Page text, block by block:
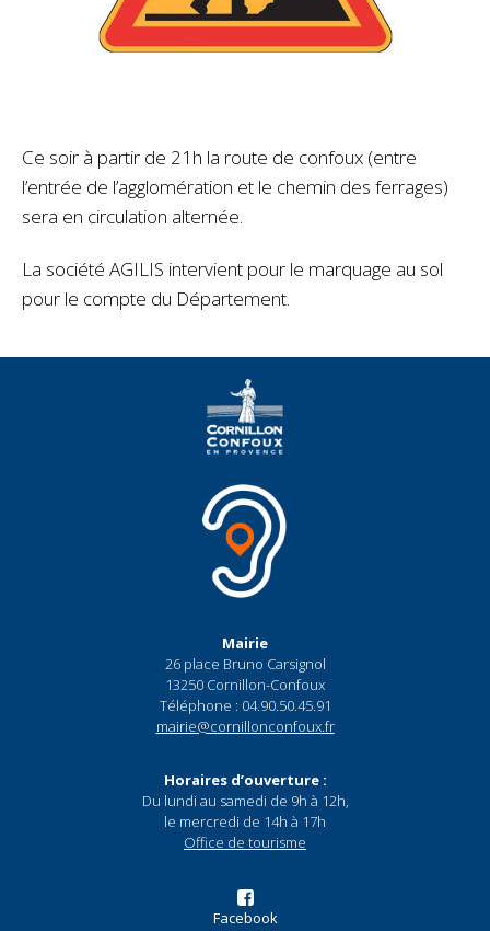
Ce soir à partir de 21h la route de confoux (entre
l’entrée de l’agglomération et le chemin des ferrages)
sera en circulation alternée.
La société AGILIS intervient pour le marquage au sol
pour le compte du Département.
Mairie
26 place Bruno Carsignol
13250 Cornillon-Confoux
Téléphone : 04.90.50.45.91
mairie@cornillonconfoux.fr
Horaires d’ouverture :
Du lundi au samedi de 9h à 12h,
le mercredi de 14h à 17h
Office de tourisme
Facebook